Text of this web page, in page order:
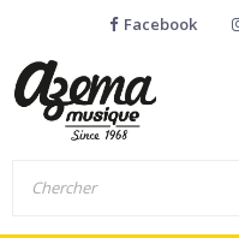
Facebook